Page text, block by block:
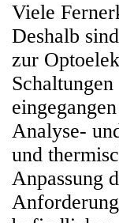
Viele
Deshalb
zur
Analyse-
und
Anpassung